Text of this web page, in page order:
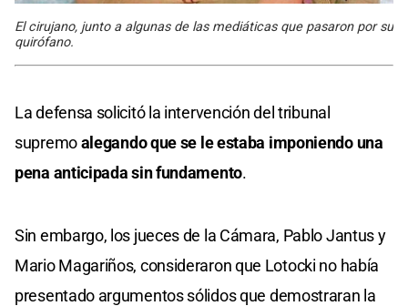
El cirujano, junto a algunas de las mediáticas que pasaron por su
quirófano.
La defensa solicitó la intervención del tribunal
supremoalegando que se le estaba imponiendo una
pena anticipada sin fundamento.
Sin embargo, los jueces de la Cámara, Pablo Jantus y
Mario Magariños, consideraron que Lotocki no había
presentado argumentos sólidos que demostraran la